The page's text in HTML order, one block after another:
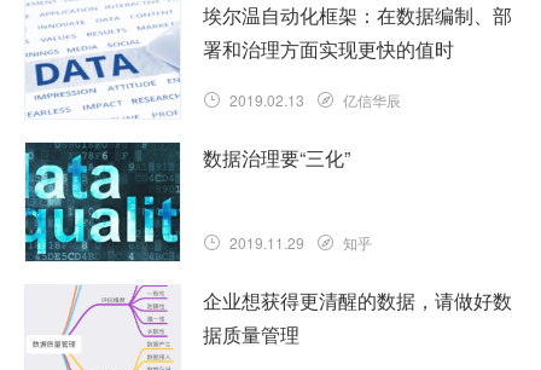
埃尔温自动化框架：在数据编制、部
署和治理方面实现更快的值时
2019.02.13 亿信华辰
数据治理要“三化”
2019.11.29 知乎
企业想获得更清醒的数据，请做好数
据质量管理